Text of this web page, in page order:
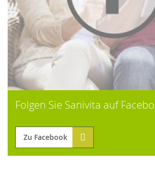
Folgen Sie Sanivita auf
Zu Facebook